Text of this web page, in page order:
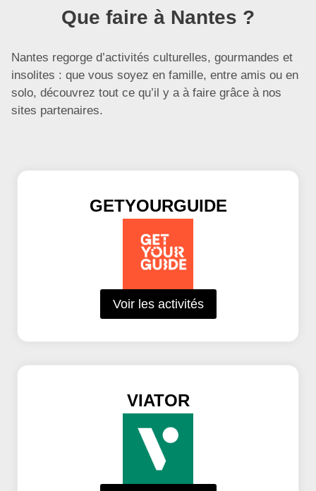
Que faire à Nantes ?
Nantes regorge d’activités culturelles, gourmandes et
insolites : que vous soyez en famille, entre amis ou en
solo, découvrez tout ce qu’il y a à faire grâce à nos
sites partenaires.
GETYOURGUIDE
Voir les activités
VIATOR